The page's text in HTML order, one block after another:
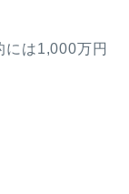
には1,000万円